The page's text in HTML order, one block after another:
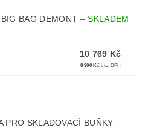
BAG DEMONT –SKLADEM
10 769 Kč
8 900 Kč bez DPH
PRO SKLADOVACÍ BUŇKY